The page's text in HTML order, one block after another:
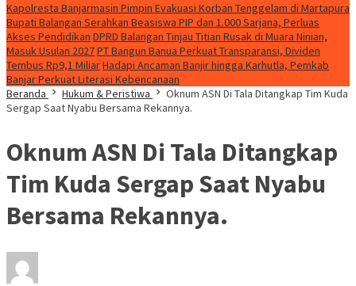
Kapolresta Banjarmasin Pimpin Evakuasi Korban Tenggelam di Martapura
Bupati Balangan Serahkan Beasiswa PIP dan 1.000 Sarjana, Perluas
Akses Pendidikan DPRD Balangan Tinjau Titian Rusak di Muara Ninian,
Masuk Usulan 2027PT Bangun Banua Perkuat Transparansi, Dividen
Tembus Rp9,1 MiliarHadapi Ancaman Banjir hingga Karhutla, Pemkab
Banjar Perkuat Literasi Kebencanaan
Beranda
Hukum & Peristiwa
Oknum ASN Di Tala Ditangkap Tim Kuda
Sergap Saat Nyabu Bersama Rekannya.
Oknum ASN Di Tala Ditangkap
Tim Kuda Sergap Saat Nyabu
Bersama Rekannya.